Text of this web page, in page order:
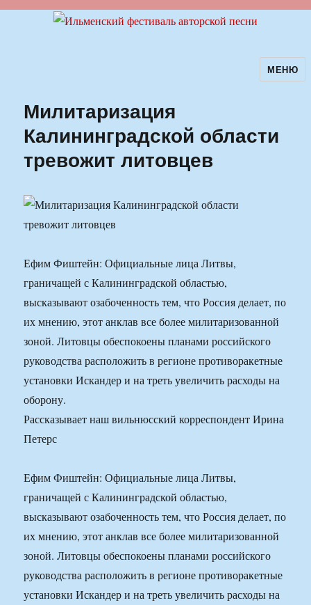
Ильменский фестиваль авторскойМЕНЮ
Милитаризация
Калининградской области
тревожит литовцев
Ефим Фиштейн: Официальные лица Литвы,
граничащей с Калининградской областью,
высказывают озабоченность тем, что Россия делает, по
их мнению, этот анклав все более милитаризованной
зоной. Литовцы обеспокоены планами российского
руководства расположить в регионе противоракетные
установки Искандер и на треть увеличить расходы на
оборону.
Рассказывает наш вильнюсский корреспондент Ирина
Петерс
Ефим Фиштейн: Официальные лица Литвы,
граничащей с Калининградской областью,
высказывают озабоченность тем, что Россия делает, по
их мнению, этот анклав все более милитаризованной
зоной. Литовцы обеспокоены планами российского
руководства расположить в регионе противоракетные
установки Искандер и на треть увеличить расходы на